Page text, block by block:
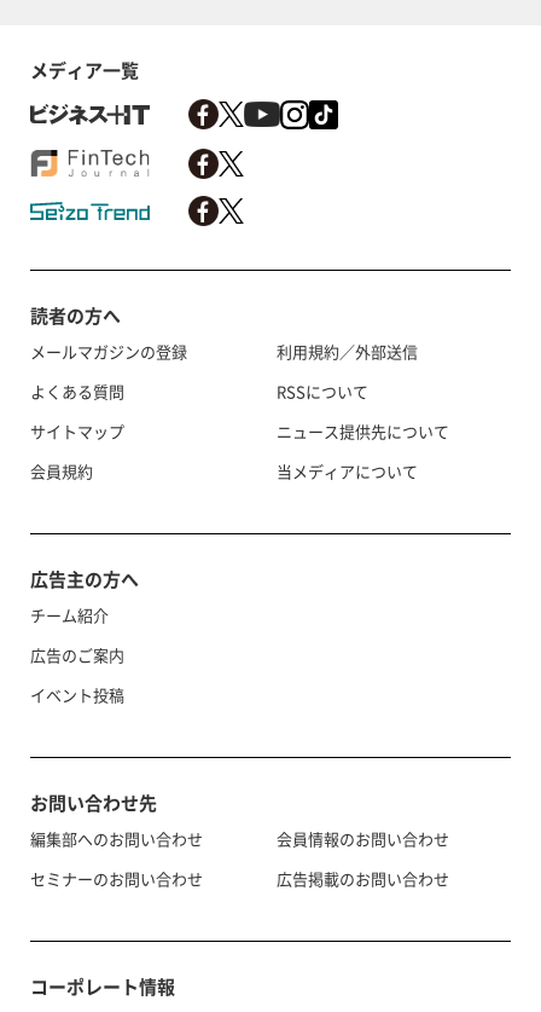
メディア一覧
読者の方へ
メールマガジンの登録
よくある質問
サイトマップ
会員規約
利用規約／外部送信
RSSについて
ニュース提供先について
当メディアについて
広告主の方へ
チーム紹介
広告のご案内
イベント投稿
お問い合わせ先
編集部へのお問い合わせ
セミナーのお問い合わせ
会員情報のお問い合わせ
広告掲載のお問い合わせ
コーポレート情報